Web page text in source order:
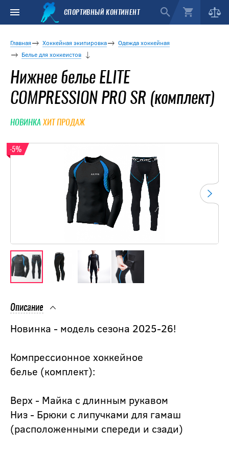
СПОРТИВНЫЙ КОНТИНЕНТ
Главная Хоккейная экипировка
Одежда хоккейная
Белье для хоккеистов
Нижнее белье ELITE
COMPRESSION PRO SR (комплект)
НОВИНКА ХИТ ПРОДАЖ
-5%
Описание
Новинка - модель сезона 2025-26!
Компрессионное хоккейное
белье (комплект):
Верх - Майка с длинным рукавом
Низ - Брюки с липучками для гамаш
(расположенными спереди и сзади)